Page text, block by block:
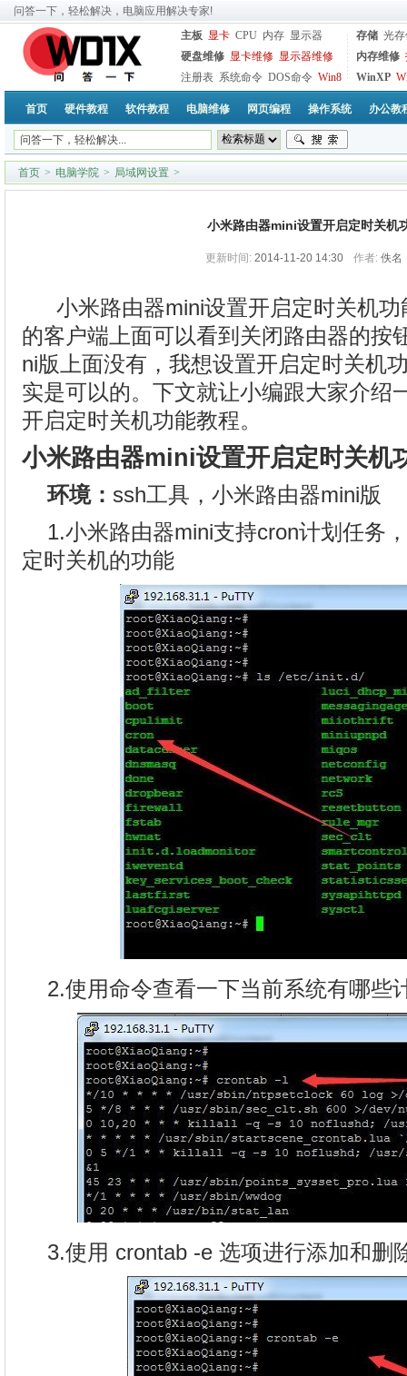
问答一下，轻松解决，电脑应用解决专家!
主板 显卡 CPU 内存 显示器
硬盘维修 显卡维修 显示器维修
注册表 系统命令 DOS命令 Win8
存储 光
内存维修
WinXP
首页 硬件教程 软件教程 电脑维修 网页编程 操作系统 办公教
首页 > 电脑学院 > 局域网设置 >
小米路由器mini设置开启定时关机
更新时间: 2014-11-20 14:30 作者: 佚名
小米路由器mini设置开启定时关机
的客户端上面可以看到关闭路由器的按
ni版上面没有，我想设置开启定时关机
实是可以的。下文就让小编跟大家介绍
开启定时关机功能教程。
小米路由器mini设置开启定时关机
环境： ssh工具，小米路由器mini版
1.小米路由器mini支持cron计划任务
定时关机的功能
2.使用命令查看一下当前系统有哪些
3.使用 crontab -e 选项进行添加和删